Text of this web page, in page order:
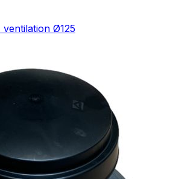
Ø125